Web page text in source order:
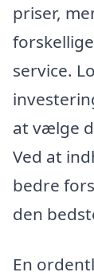
priser,
service.
at vælge
Ved at
bedre
den
En